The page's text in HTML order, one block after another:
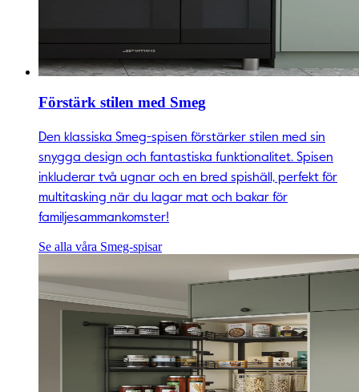
Förstärk stilen med Smeg
Den klassiska Smeg-spisen förstärker stilen med sin
snygga design och fantastiska funktionalitet. Spisen
inkluderar två ugnar och en bred spishäll, perfekt för
multitasking när du lagar mat och bakar för
familjesammankomster!
Se alla våra Smeg-spisar